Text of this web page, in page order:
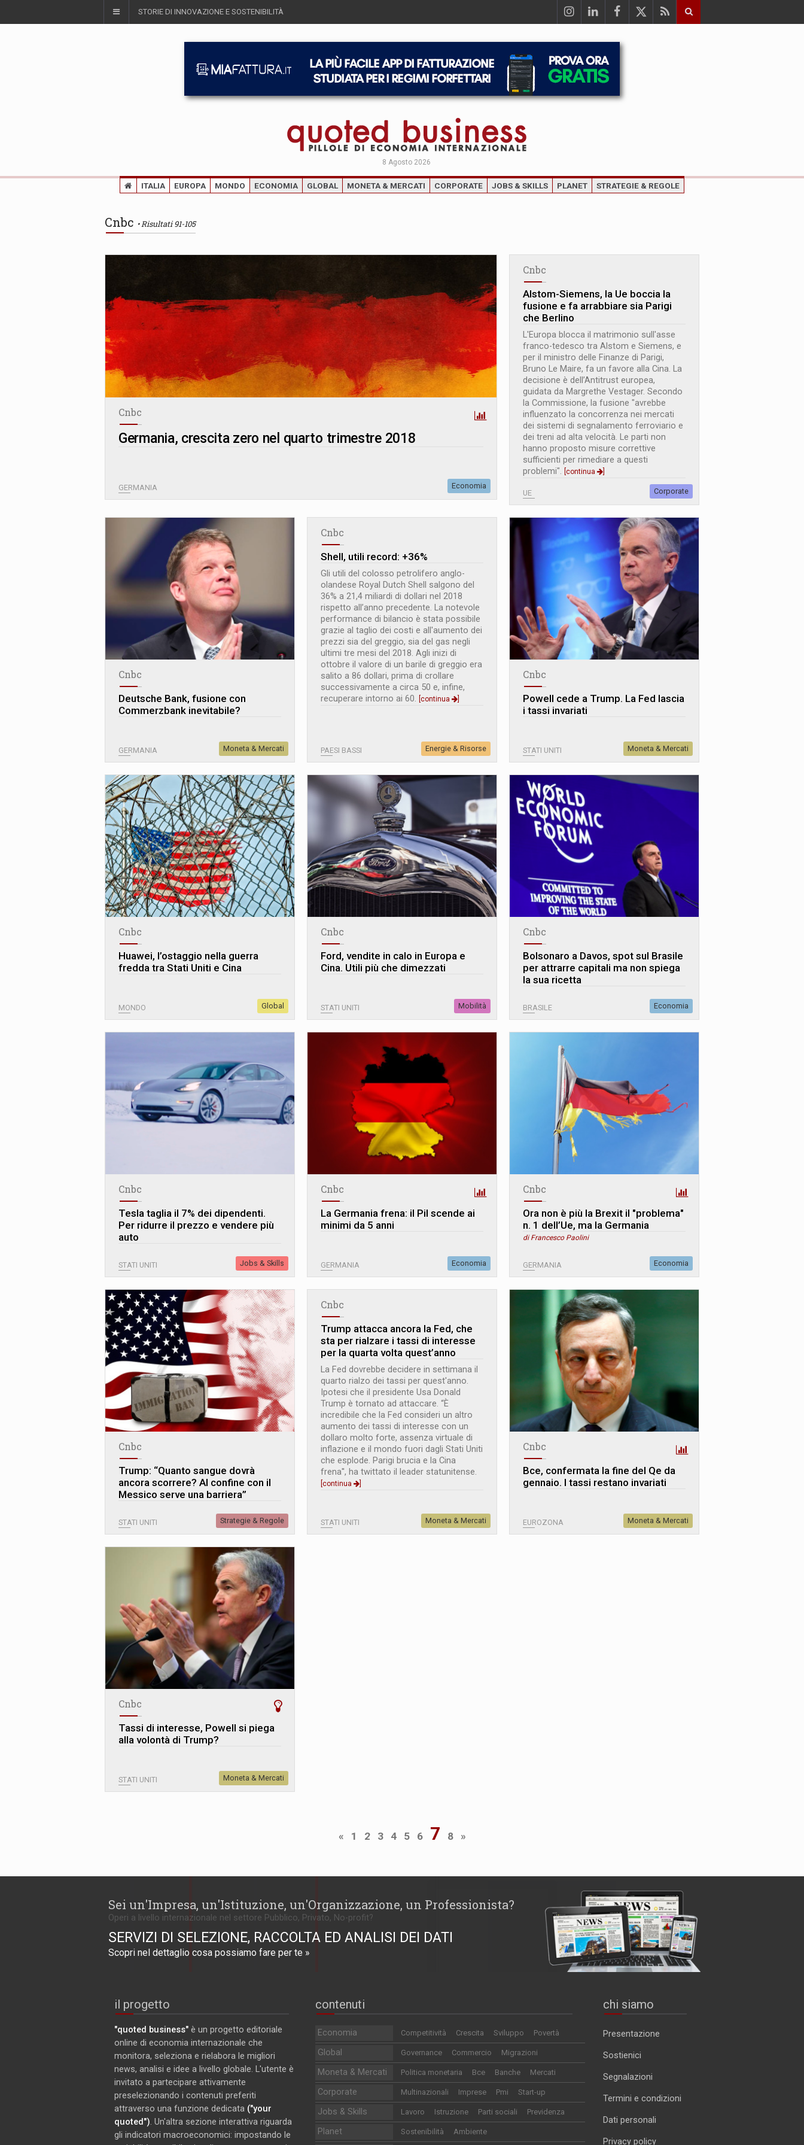
STORIE DI INNOVAZIONE E SOSTENIBILITÀ
8 Agosto 2026
ITALIA EUROPA MONDO ECONOMIA GLOBAL MONETA & MERCATI CORPORATE JOBS & SKILLS PLANET STRATEGIE & REGOLE
Cnbc Risultati 91-105
Cnbc
Germania, crescita zero nel quarto trimestre 2018
GERMANIA Economia
Cnbc
Alstom-Siemens, la Ue boccia la
fusione e fa arrabbiare sia Parigi
che Berlino
L'Europa blocca il matrimonio sull'asse
franco-tedesco tra Alstom e Siemens, e
per il ministro delle Finanze di Parigi,
Bruno Le Maire, fa un favore alla Cina. La
decisione è dell’Antitrust europea,
guidata da Margrethe Vestager. Secondo
la Commissione, la fusione "avrebbe
influenzato la concorrenza nei mercati
dei sistemi di segnalamento ferroviario e
dei treni ad alta velocità. Le parti non
hanno proposto misure correttive
sufficienti per rimediare a questi
problemi". [continua ]
UE Corporate
Cnbc
Deutsche Bank, fusione con
Commerzbank inevitabile?
GERMANIA Moneta & Mercati
Cnbc
Shell, utili record: +36%
Gli utili del colosso petrolifero anglo-
olandese Royal Dutch Shell salgono del
36% a 21,4 miliardi di dollari nel 2018
rispetto all’anno precedente. La notevole
performance di bilancio è stata possibile
grazie al taglio dei costi e all'aumento dei
prezzi sia del greggio, sia del gas negli
ultimi tre mesi del 2018. Agli inizi di
ottobre il valore di un barile di greggio era
salito a 86 dollari, prima di crollare
successivamente a circa 50 e, infine,
recuperare intorno ai 60. [continua ]
PAESI BASSI Energie & Risorse
Cnbc
Powell cede a Trump. La Fed lascia
i tassi invariati
STATI UNITI Moneta & Mercati
Cnbc
Huawei, l’ostaggio nella guerra
fredda tra Stati Uniti e Cina
MONDO Global
Cnbc
Ford, vendite in calo in Europa e
Cina. Utili più che dimezzati
STATI UNITI Mobilità
Cnbc
Bolsonaro a Davos, spot sul Brasile
per attrarre capitali ma non spiega
la sua ricetta
BRASILE Economia
Cnbc
Tesla taglia il 7% dei dipendenti.
Per ridurre il prezzo e vendere più
auto
STATI UNITI Jobs & Skills
Cnbc
La Germania frena: il Pil scende ai
minimi da 5 anni
GERMANIA Economia
Cnbc
Ora non è più la Brexit il "problema"
n. 1 dell’Ue, ma la Germania
di Francesco Paolini
GERMANIA Economia
Cnbc
Trump: “Quanto sangue dovrà
ancora scorrere? Al confine con il
Messico serve una barriera”
STATI UNITI Strategie & Regole
Cnbc
Trump attacca ancora la Fed, che
sta per rialzare i tassi di interesse
per la quarta volta quest’anno
La Fed dovrebbe decidere in settimana il
quarto rialzo dei tassi per quest'anno.
Ipotesi che il presidente Usa Donald
Trump è tornato ad attaccare. “È
incredibile che la Fed consideri un altro
aumento dei tassi di interesse con un
dollaro molto forte, assenza virtuale di
inflazione e il mondo fuori dagli Stati Uniti
che esplode. Parigi brucia e la Cina
frena'', ha twittato il leader statunitense.
[continua ]
STATI UNITI Moneta & Mercati
Cnbc
Bce, confermata la fine del Qe da
gennaio. I tassi restano invariati
EUROZONA Moneta & Mercati
Cnbc
Tassi di interesse, Powell si piega
alla volontà di Trump?
STATI UNITI Moneta & Mercati
« 1 2 3 4 5 6 7 8 »
Sei un'Impresa, un'Istituzione, un'Organizzazione, un Professionista?
Operi a livello internazionale nel settore Pubblico, Privato, No-profit?
SERVIZI DI SELEZIONE, RACCOLTA ED ANALISI DEI DATI
Scopri nel dettaglio cosa possiamo fare per te »
il progetto
"quoted business" è un progetto editoriale
online di economia internazionale che
monitora, seleziona e rielabora le migliori
news, analisi e idee a livello globale. L'utente è
invitato a partecipare attivamente
preselezionando i contenuti preferiti
attraverso una funzione dedicata ("your
quoted"). Un'altra sezione interattiva riguarda
gli indicatori macroeconomici: impostando le
contenuti
Economia Competitività Crescita Sviluppo Povertà
Global Governance Commercio Migrazioni
Moneta & Mercati Politica monetaria Bce Banche Mercati
Corporate Multinazionali Imprese Pmi Start-up
Jobs & Skills Lavoro Istruzione Parti sociali Previdenza
Planet Sostenibilità Ambiente
chi siamo
Presentazione
Sostienici
Segnalazioni
Termini e condizioni
Dati personali
Privacy policy